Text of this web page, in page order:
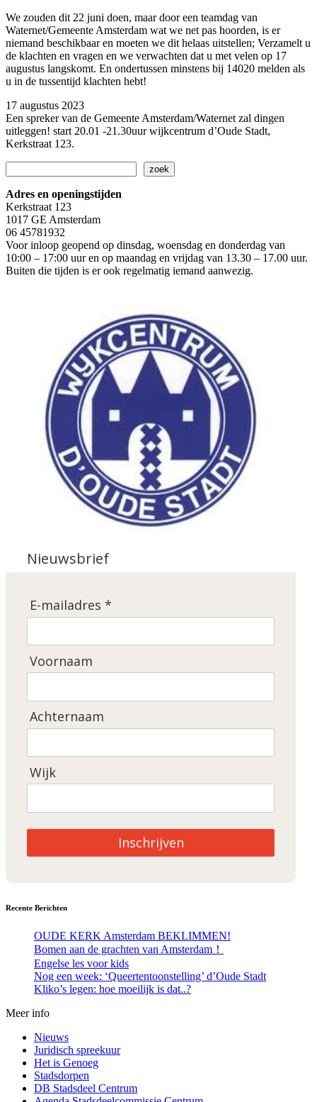
We zouden dit 22 juni doen, maar door een teamdag van
Waternet/Gemeente Amsterdam wat we net pas hoorden, is er
niemand beschikbaar en moeten we dit helaas uitstellen; Verzamelt u
de klachten en vragen en we verwachten dat u met velen op 17
augustus langskomt. En ondertussen minstens bij 14020 melden als
u in de tussentijd klachten hebt!
17 augustus 2023
Een spreker van de Gemeente Amsterdam/Waternet zal dingen
uitleggen! start 20.01 -21.30uur wijkcentrum d’Oude Stadt,
Kerkstraat 123.
zoek
Adres en openingstijden
Kerkstraat 123
1017 GE Amsterdam
06 45781932
Voor inloop geopend op dinsdag, woensdag en donderdag van
10:00 – 17:00 uur en op maandag en vrijdag van 13.30 – 17.00 uur.
Buiten die tijden is er ook regelmatig iemand aanwezig.
Nieuwsbrief
E-mailadres *
Voornaam
Achternaam
Wijk
Inschrijven
Recente Berichten
OUDE KERK Amsterdam BEKLIMMEN!
Bomen aan de grachten van Amsterdam！
Engelse les voor kids
Nog een week: ‘Queertentoonstelling’ d’Oude Stadt
Kliko’s legen: hoe moeilijk is dat..?
Meer info
Nieuws
Juridisch spreekuur
Het is Genoeg
Stadsdorpen
DB Stadsdeel Centrum